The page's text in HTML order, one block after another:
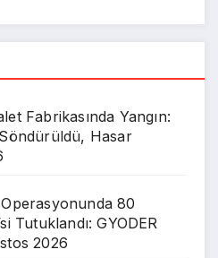
Fabrikasında Yangın:
Hasar
Operasyonunda 80
Tutuklandı: GYODER
2026